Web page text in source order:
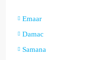
Emaar
Damac
Samana